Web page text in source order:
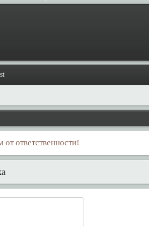
от ответственности!